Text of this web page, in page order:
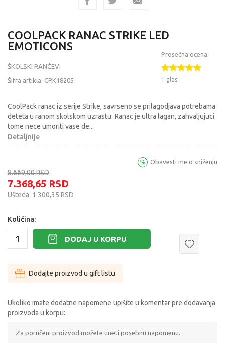
COOLPACK RANAC STRIKE LED
EMOTICONS
ŠKOLSKI RANČEVI
Šifra artikla: CPK18205
Prosečna ocena:
1 glas
CoolPack ranac iz serije Strike, savrseno se prilagodjava potrebama
deteta u ranom skolskom uzrastu. Ranac je ultra lagan, zahvaljujuci
tome nece umoriti vase de...
Detaljnije
8.669,00RSD
7.368,65 RSD
Ušteda: 1.300,35 RSD
Obavesti me o sniženju
Količina:
DODAJ U KORPU
Dodajte proizvod u gift listu
Ukoliko imate dodatne napomene upišite u komentar pre dodavanja
proizvoda u korpu: